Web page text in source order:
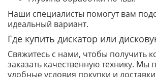
Наши специалисты помогут вам
идеальный вариант.
Где купить дискатор или
Свяжитесь с нами, чтобы получить
заказать качественную технику. Мы
удобные условия покупки и